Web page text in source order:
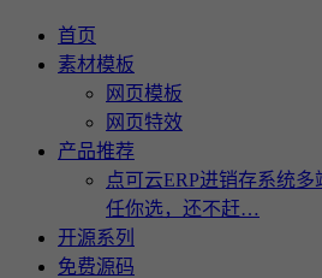
首页
素材模板
网页模板
网页特效
产品推荐
点可云ERP进销存系统多
任你选，还不赶…
开源系列
免费源码